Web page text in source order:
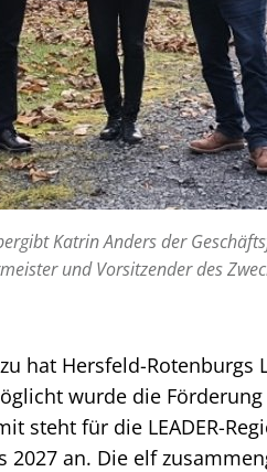
Katrin Anders der
und Vorsitzender des
hat Hersfeld-Rotenburgs
wurde die
steht für die LEADER-
an. Die elf